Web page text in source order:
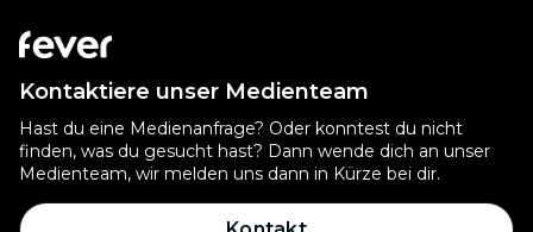
Kontaktiere unser Medienteam
Hast du eine Medienanfrage? Oder konntest du nicht
finden, was du gesucht hast? Dann wende dich an unser
Medienteam, wir melden uns dann in Kürze bei dir.